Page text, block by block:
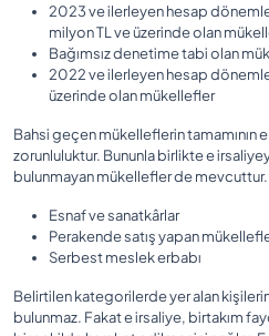
2023 ve ilerleyen hesap
milyon TL ve üzerinde olan
Bağımsız denetime tabi olan
2022 ve ilerleyen hesap
üzerinde olan mükellefler
Bahsi geçen mükelleflerin tamamının
zorunluluktur. Bununla birlikte e
bulunmayan mükellefler de mevcuttur.
Esnaf ve sanatkârlar
Perakende satış yapan
Serbest meslek erbabı
Belirtilen kategorilerde yer alan
bulunmaz. Fakat e irsaliye, birtakım